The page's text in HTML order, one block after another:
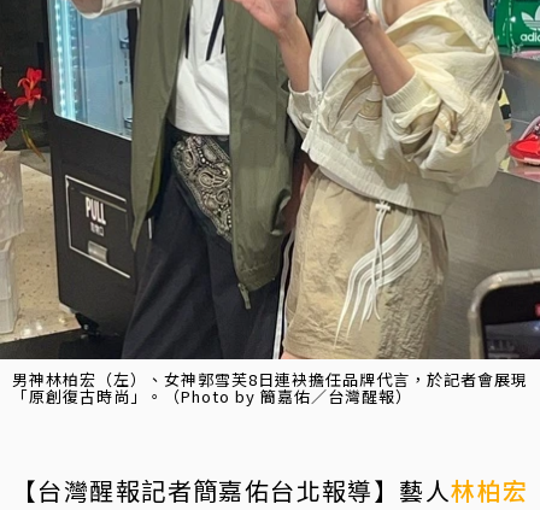
男神林柏宏（左）、女神郭雪芙8日連袂擔任品牌代言，於記者會展現
「原創復古時尚」。（Photo by 簡嘉佑／台灣醒報）
【台灣醒報記者簡嘉佑台北報導】藝人林柏宏